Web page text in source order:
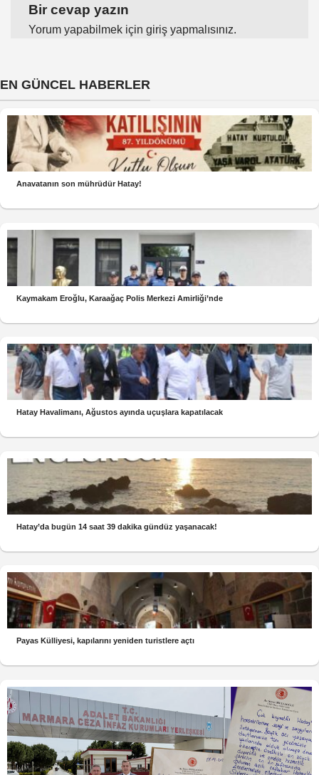
Bir cevap yazın
Yorum yapabilmek için giriş yapmalısınız.
EN GÜNCEL HABERLER
Anavatanın son mührüdür Hatay!
Kaymakam Eroğlu, Karaağaç Polis Merkezi Amirliği’nde
Hatay Havalimanı, Ağustos ayında uçuşlara kapatılacak
Hatay’da bugün 14 saat 39 dakika gündüz yaşanacak!
Payas Külliyesi, kapılarını yeniden turistlere açtı